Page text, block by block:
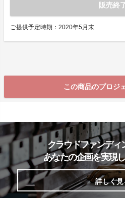
販売終
ご提供予定時期：2020年5月末
この商品のプロジ
クラウドファンディ
あなたの企画を実現
詳しく見